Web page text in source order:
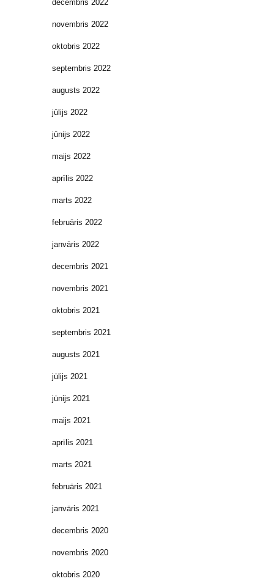
decembris 2022
novembris 2022
oktobris 2022
septembris 2022
augusts 2022
jūlijs 2022
jūnijs 2022
maijs 2022
aprīlis 2022
marts 2022
februāris 2022
janvāris 2022
decembris 2021
novembris 2021
oktobris 2021
septembris 2021
augusts 2021
jūlijs 2021
jūnijs 2021
maijs 2021
aprīlis 2021
marts 2021
februāris 2021
janvāris 2021
decembris 2020
novembris 2020
oktobris 2020